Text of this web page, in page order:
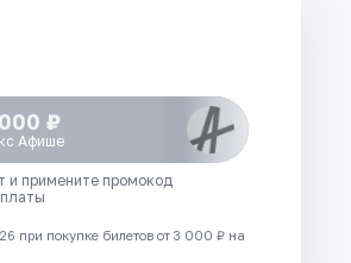
₽
Афише
и примените промокод
при покупке билетов от 3 000 ₽ на